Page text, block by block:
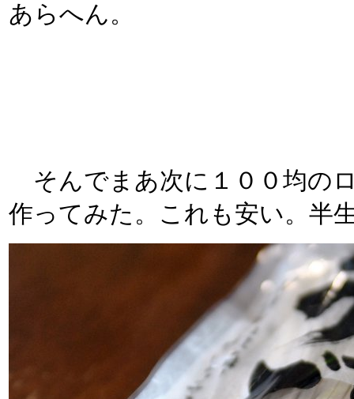
あらへん。
そんでまあ次に１００均の
作ってみた。これも安い。半